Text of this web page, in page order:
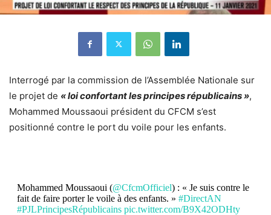
Interrogé par la commission de l’Assemblée Nationale sur
le projet de « loi confortant les principes républicains »,
Mohammed Moussaoui président du CFCM s’est
positionné contre le port du voile pour les enfants.
Mohammed Moussaoui (@CfcmOfficiel) : « Je suis contre le
fait de faire porter le voile à des enfants. » #DirectAN
#PJLPrincipesRépublicains pic.twitter.com/B9X42ODHty